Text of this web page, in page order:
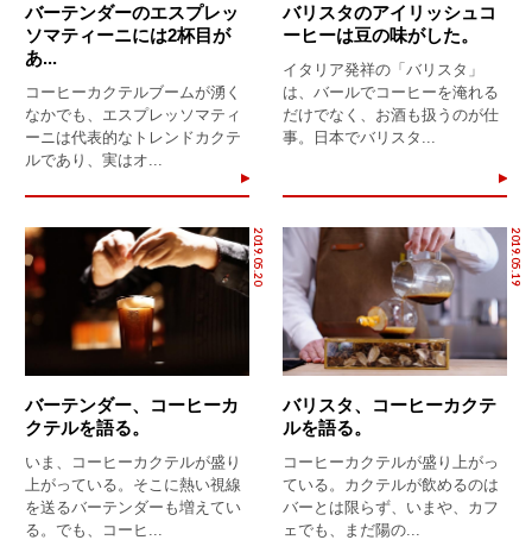
バーテンダーのエスプレッ
ソマティーニには2杯目が
あ...
コーヒーカクテルブームが湧く
なかでも、エスプレッソマティ
ーニは代表的なトレンドカクテ
ルであり、実はオ...
バリスタのアイリッシュコ
ーヒーは豆の味がした。
イタリア発祥の「バリスタ」
は、バールでコーヒーを淹れる
だけでなく、お酒も扱うのが仕
事。日本でバリスタ...
2019.05.20
バーテンダー、コーヒーカ
クテルを語る。
いま、コーヒーカクテルが盛り
上がっている。そこに熱い視線
を送るバーテンダーも増えてい
る。でも、コーヒ...
2019.05.19
バリスタ、コーヒーカクテ
ルを語る。
コーヒーカクテルが盛り上がっ
ている。カクテルが飲めるのは
バーとは限らず、いまや、カフ
ェでも、まだ陽の...